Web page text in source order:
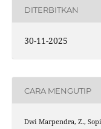
DITERBITKAN
30-11-2025
CARA MENGUTIP
Dwi Marpendra, Z.,